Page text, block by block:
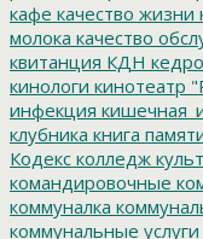
кафе качество жизни
молока качество
квитанция КДН
кинологи кинотеатр
инфекция
клубника книга
Кодекс колледж
командировочные
коммуналка
коммунальные услуги